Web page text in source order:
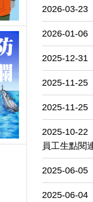
2026-03-23
2026-01-06
2025-12-31
2025-11-25
2025-11-25
2025-10-22
員工生點閱
2025-06-05
2025-06-04